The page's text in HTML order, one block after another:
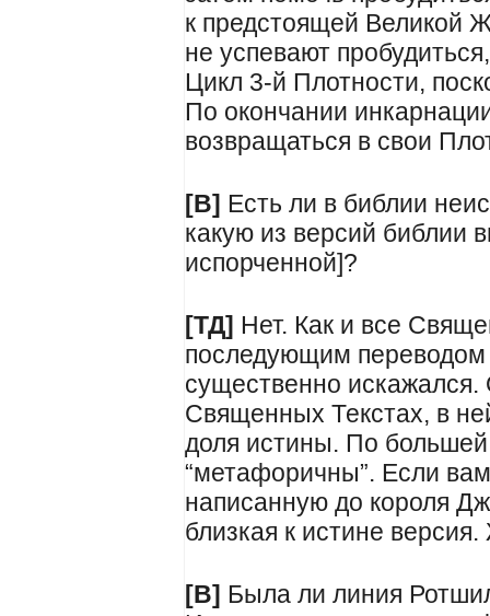
к предстоящей Великой
не успевают
Цикл 3-й Плотности,
По окончании
возвращаться в свои
[В] Есть ли в библии
какую из версий библии
испорченной]?
[ТД] Нет. Как и все
последующим переводом
существенно искажался.
Священных Текстах, в
доля истины. По
“метафоричны”. Если
написанную до короля
близкая к истине
[В] Была ли линия